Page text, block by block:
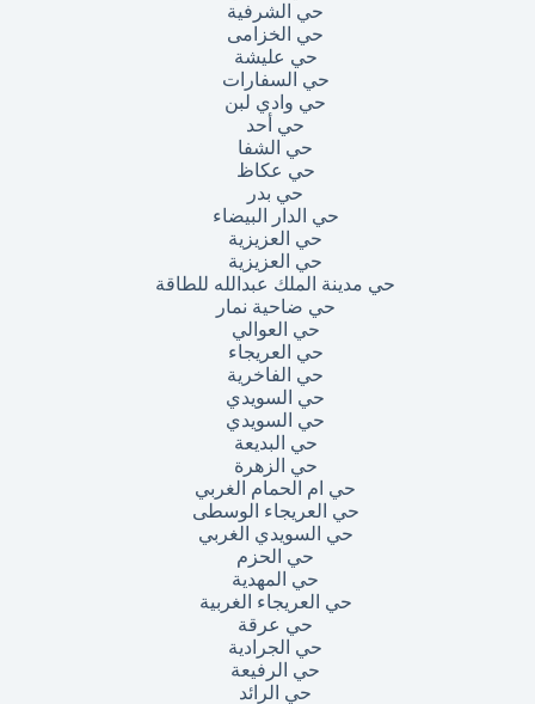
حي الشرفية
حي الخزامى
حي عليشة
حي السفارات
حي وادي لبن
حي أحد
حي الشفا
حي عكاظ
حي بدر
حي الدار البيضاء
حي العزيزية
حي العزيزية
حي مدينة الملك عبدالله للطاقة
حي ضاحية نمار
حي العوالي
حي العريجاء
حي الفاخرية
حي السويدي
حي السويدي
حي البديعة
حي الزهرة
حي ام الحمام الغربي
حي العريجاء الوسطى
حي السويدي الغربي
حي الحزم
حي المهدية
حي العريجاء الغربية
حي عرقة
حي الجرادية
حي الرفيعة
حي الرائد